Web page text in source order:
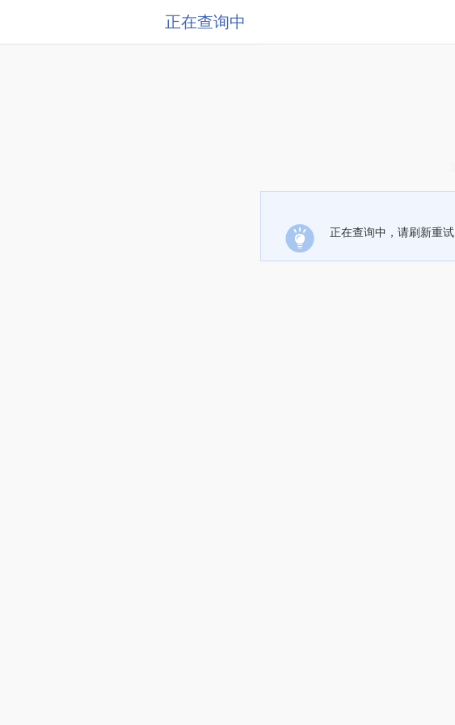
正在查询中
正在查询中，请刷新重试